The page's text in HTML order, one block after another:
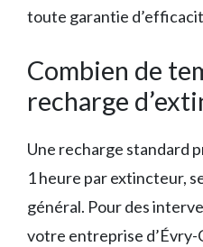
toute garantie
Combien de
recharge
Une recharge standard
1 heure par extincteur,
général. Pour des
votre entreprise